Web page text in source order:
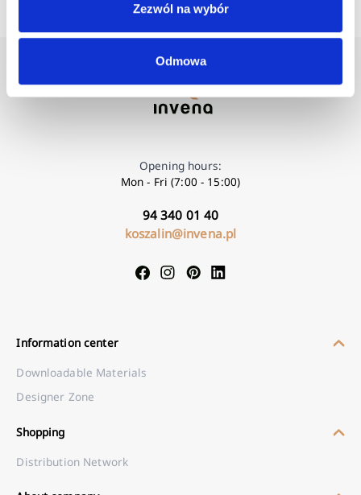
Zezwól na wybór
Odmowa
Opening hours:
Mon - Fri (7:00 - 15:00)
94 340 01 40
koszalin@invena.pl
Information center
Downloadable Materials
Designer Zone
Shopping
Distribution Network